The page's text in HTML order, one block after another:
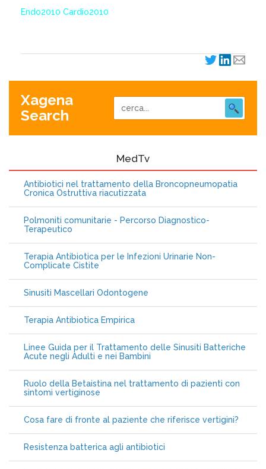
Endo2010 Cardio2010
Xagena
Search
MedTv
Antibiotici nel trattamento della Broncopneumopatia
Cronica Ostruttiva riacutizzata
Polmoniti comunitarie - Percorso Diagnostico-
Terapeutico
Terapia Antibiotica per le Infezioni Urinarie Non-
Complicate Cistite
Sinusiti Mascellari Odontogene
Terapia Antibiotica Empirica
Linee Guida per il Trattamento delle Sinusiti Batteriche
Acute negli Adulti e nei Bambini
Ruolo della Betaistina nel trattamento di pazienti con
sintomi vertiginose
Cosa fare di fronte al paziente che riferisce vertigini?
Resistenza batterica agli antibiotici